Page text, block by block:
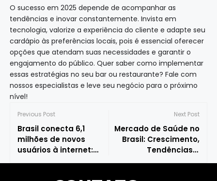
O sucesso em 2025 depende de acompanhar as
tendências e inovar constantemente. Invista em
tecnologia, valorize a experiência do cliente e adapte seu
cardápio às preferências locais, pois é essencial oferecer
opções que atendam suas necessidades e garantir o
engajamento do público. Quer saber como implementar
essas estratégias no seu bar ou restaurante? Fale com
nossos especialistas e leve seu negócio para o próximo
nível!
Previous Post
Brasil conecta 6,1
milhões de novos
usuários à internet:
avanço histórico na
Next Post
Mercado de Saúde no
Brasil: Crescimento,
Tendências e
Oportunidades em